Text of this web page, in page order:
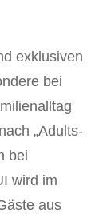
exklusiven
bei
„Adults-
bei
wird im
aus